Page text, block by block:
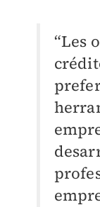
“Les